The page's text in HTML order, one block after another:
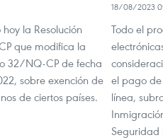
la Resolución
que modifica la
32/NQ-CP de fecha
sobre exención de
de ciertos países.
18/08/2023
Todo el
el pago
línea,
Seguridad